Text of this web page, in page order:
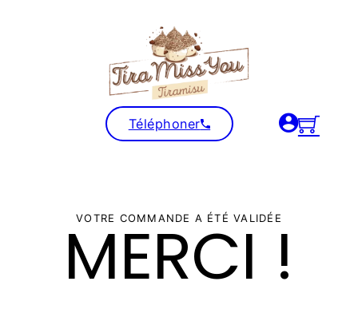
Téléphoner
MERCI !
VOTRE COMMANDE A ÉTÉ VALIDÉE